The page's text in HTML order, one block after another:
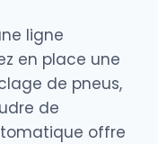
ligne
en place une
de pneus,
de
offre